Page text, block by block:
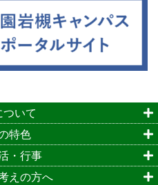
いて
特色
・行事
えの方へ